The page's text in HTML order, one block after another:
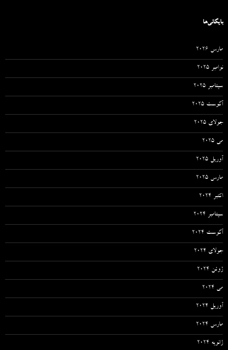
بایگانی‌ها
مارس 2026
نوامبر 2025
سپتامبر 2025
آگوست 2025
جولای 2025
می 2025
آوریل 2025
مارس 2025
اکتبر 2024
سپتامبر 2024
آگوست 2024
جولای 2024
ژوئن 2024
می 2024
آوریل 2024
مارس 2024
ژانویه 2024